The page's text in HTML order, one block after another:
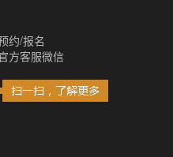
约/报名
方客服微信